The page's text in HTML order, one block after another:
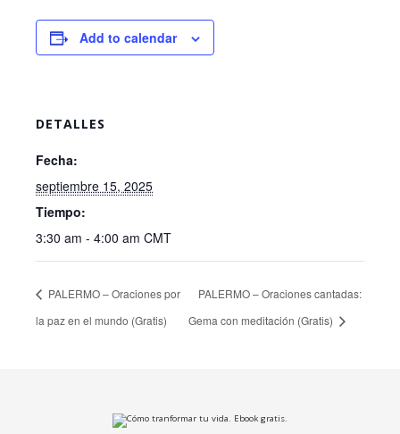
Add to calendar
DETALLES
Fecha:
septiembre 15, 2025
Tiempo:
3:30 am - 4:00 am CMT
PALERMO – Oraciones por
la paz en el mundo (Gratis)
PALERMO – Oraciones cantadas:
Gema con meditación (Gratis)